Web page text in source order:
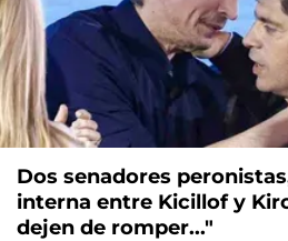
Dos senadores
interna entre Kicillof y
dejen de romper..."